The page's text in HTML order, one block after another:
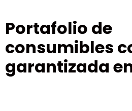
Portafolio de
consumibles
garantizada